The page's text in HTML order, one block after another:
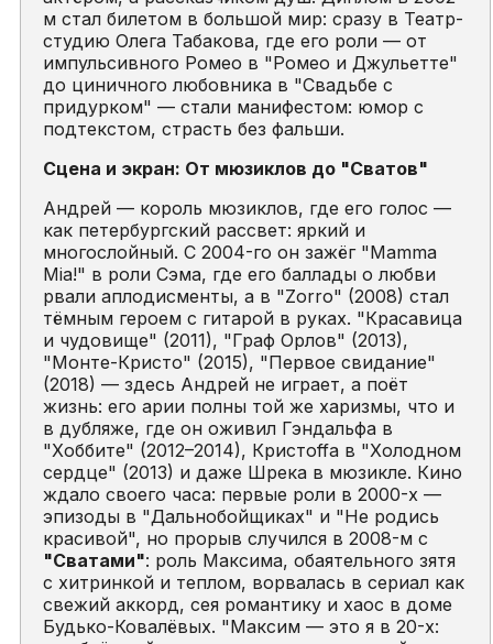
м стал билетом в большой мир: сразу в Театр-
студию Олега Табакова, где его роли — от
импульсивного Ромео в "Ромео и Джульетте"
до циничного любовника в "Свадьбе с
придурком" — стали манифестом: юмор с
подтекстом, страсть без фальши.
Сцена и экран: От мюзиклов до "Сватов"
Андрей — король мюзиклов, где его голос —
как петербургский рассвет: яркий и
многослойный. С 2004-го он зажёг "Mamma
Mia!" в роли Сэма, где его баллады о любви
рвали аплодисменты, а в "Zorro" (2008) стал
тёмным героем с гитарой в руках. "Красавица
и чудовище" (2011), "Граф Орлов" (2013),
"Монте-Кристо" (2015), "Первое свидание"
(2018) — здесь Андрей не играет, а поёт
жизнь: его арии полны той же харизмы, что и
в дубляже, где он оживил Гэндальфа в
"Хоббите" (2012–2014), Кристoffа в "Холодном
сердце" (2013) и даже Шрека в мюзикле. Кино
ждало своего часа: первые роли в 2000-х —
эпизоды в "Дальнобойщиках" и "Не родись
красивой", но прорыв случился в 2008-м с
"Сватами": роль Максима, обаятельного зятя
с хитринкой и теплом, ворвалась в сериал как
свежий аккорд, сея романтику и хаос в доме
Будько-Ковалёвых. "Максим — это я в 20-х: